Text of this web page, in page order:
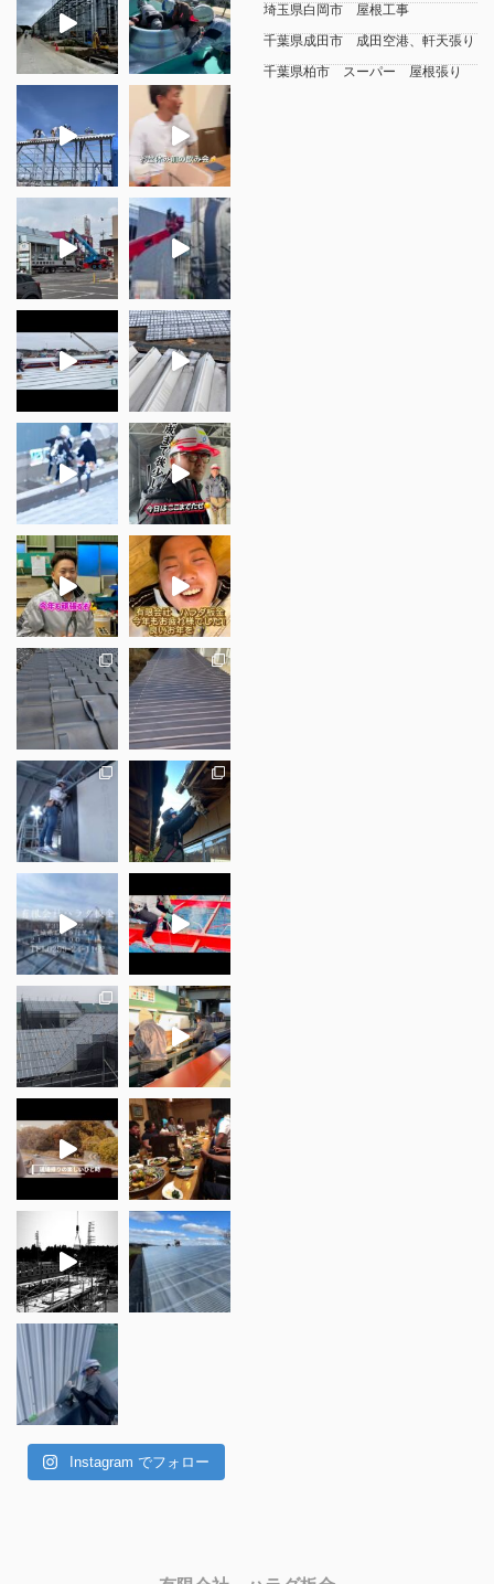
Instagram でフォロー
埼玉県白岡市 屋根工事
千葉県成田市 成田空港、軒天張り
千葉県柏市 スーパー 屋根張り